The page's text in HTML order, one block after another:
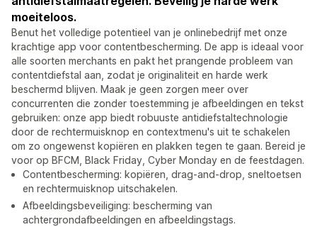
moeiteloos.
Benut het volledige potentieel van je onlinebedrijf met onze
krachtige app voor contentbescherming. De app is ideaal voor
alle soorten merchants en pakt het prangende probleem van
contentdiefstal aan, zodat je originaliteit en harde werk
beschermd blijven. Maak je geen zorgen meer over
concurrenten die zonder toestemming je afbeeldingen en tekst
gebruiken: onze app biedt robuuste antidiefstaltechnologie
door de rechtermuisknop en contextmenu's uit te schakelen
om zo ongewenst kopiëren en plakken tegen te gaan. Bereid je
voor op BFCM, Black Friday, Cyber Monday en de feestdagen.
Contentbescherming: kopiëren, drag-and-drop, sneltoetsen
en rechtermuisknop uitschakelen.
Afbeeldingsbeveiliging: bescherming van
achtergrondafbeeldingen en afbeeldingstags.